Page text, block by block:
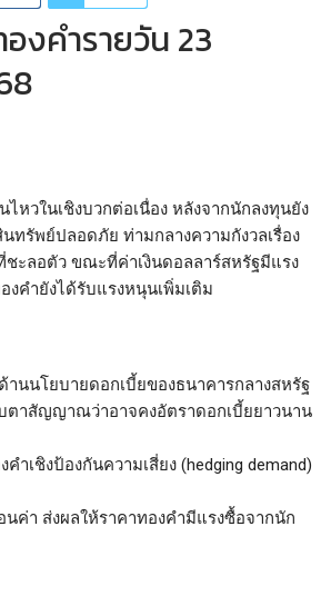
องคำรายวัน 23
ไหวในเชิงบวกต่อเนื่อง หลังจากนักลงทุนยัง
ทรัพย์ปลอดภัย ท่ามกลางความกังวลเรื่อง
ชะลอตัว ขณะที่ค่าเงินดอลลาร์สหรัฐมีแรง
งคำยังได้รับแรงหนุนเพิ่มเติม
นนโยบายดอกเบี้ยของธนาคารกลางสหรัฐ
ตาสัญญาณว่าอาจคงอัตราดอกเบี้ยยาวนาน
ำเชิงป้องกันความเสี่ยง (hedging demand)
นค่า ส่งผลให้ราคาทองคำมีแรงซื้อจากนัก